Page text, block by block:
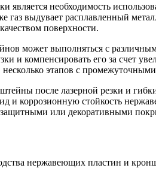
является необходимость
выдувает расплавленный
поверхности.
может выполняться с
и компенсировать его за счет
этапов с
после лазерной резки и
и коррозионную стойкость
или декоративными
нержавеющих пластин и